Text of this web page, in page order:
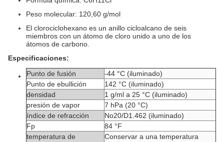
Peso molecular: 120,60 g/mol
El clorociclohexano es un anillo cicloalcano de seis
miembros con un átomo de cloro unido a uno de los
átomos de carbono.
Especificaciones:
Punto de fusión
-44 °C (iluminado)
Punto de ebullición
142 °C (iluminado)
densidad
1 g/ml a 25 °C (iluminado)
presión de vapor
7 hPa (20 °C)
índice de refracción
No20/D1.462 (iluminado)
Fp
84 °F
temperatura de
Conservar a una temperatura